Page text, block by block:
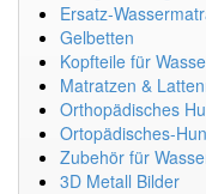
Ersatz-
Gelbetten
Kopfteile für
Matratzen &
Orthopädisches
Ortopädisches-
Zubehör für
3D Metall Bilder